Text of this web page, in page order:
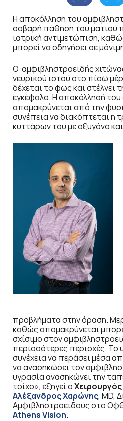
Η αποκόλληση του
σοβαρή πάθηση του ματιού
ιατρική αντιμετώπιση,
μπορεί να οδηγήσει σε
Ο αμφιβληστροειδής
νευρικού ιστού στο πίσω
δέχεται το φως και στέλνει
εγκέφαλο. Η αποκόλλησή του
απομακρύνεται από την
συνέπεια να διακόπτεται η
κυττάρων του με οξυγόνο
προβλήματα στην όραση.
καθώς απομακρύνεται
σχίσιμο στον
περισσότερες περιοχές. Το
συνέχεια να περάσει μέσα
να ανασηκώσει τον
υγρασία ανασηκώνει την
τοίχο», εξηγεί ο
Αλέξανδρος Χαρώνης, MD,
Αμφιβληστροειδούς στο
AthensVision.